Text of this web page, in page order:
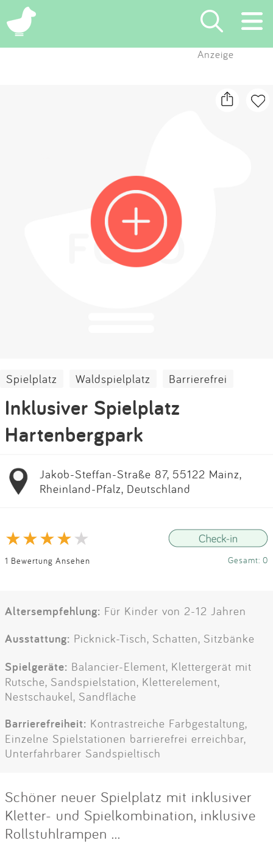
×
Blog
Partner
Kontakt
Impressum
Anzeige
Spielplatz Waldspielplatz Barrierefrei
Inklusiver Spielplatz
Hartenbergpark
Jakob-Steffan-Straße 87, 55122 Mainz,
Rheinland-Pfalz, Deutschland
1 Bewertung Ansehen Gesamt: 0
Altersempfehlung: Für Kinder von 2-12 Jahren
Ausstattung: Picknick-Tisch, Schatten, Sitzbänke
Spielgeräte: Balancier-Element, Klettergerät mit
Rutsche, Sandspielstation, Kletterelement,
Nestschaukel, Sandfläche
Barrierefreiheit: Kontrastreiche Farbgestaltung,
Einzelne Spielstationen barrierefrei erreichbar,
Unterfahrbarer Sandspieltisch
Schöner neuer Spielplatz mit inklusiver
Kletter- und Spielkombination, inklusive
Rollstuhlrampen ...